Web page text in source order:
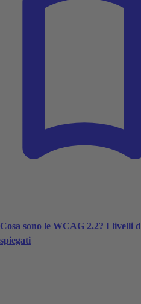
Cosa sono le WCAG 2.2? I livelli
spiegati